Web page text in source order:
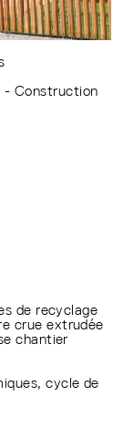
- Construction
de recyclage
crue extrudée
chantier
cycle de